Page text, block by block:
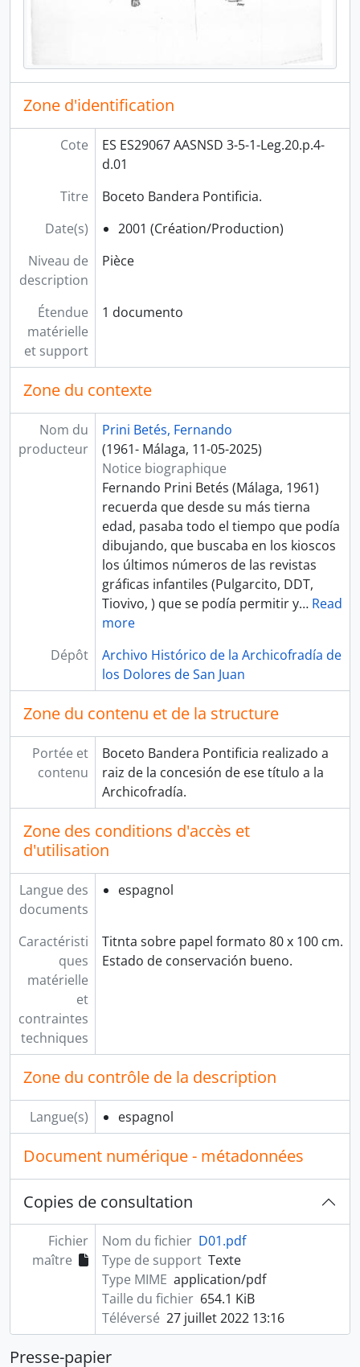
Zone d'identification
Cote
ES ES29067 AASNSD 3-5-1-Leg.20.p.4-
d.01
Titre
Boceto Bandera Pontificia.
Date(s)
2001 (Création/Production)
Niveau de
description
Pièce
Étendue
matérielle
et support
1 documento
Zone du contexte
Nom du
producteur
Prini Betés, Fernando
(1961- Málaga, 11-05-2025)
Notice biographique
Fernando Prini Betés (Málaga, 1961)
recuerda que desde su más tierna
edad, pasaba todo el tiempo que podía
dibujando, que buscaba en los kioscos
los últimos números de las revistas
gráficas infantiles (Pulgarcito, DDT,
Tiovivo, ) que se podía permitir y… Read
more
Dépôt
Archivo Histórico de la Archicofradía de
los Dolores de San Juan
Zone du contenu et de la structure
Portée et
contenu
Boceto Bandera Pontificia realizado a
raiz de la concesión de ese título a la
Archicofradía.
Zone des conditions d'accès et
d'utilisation
Langue des
documents
espagnol
Caractéristi
ques
matérielle
et
contraintes
techniques
Titnta sobre papel formato 80 x 100 cm.
Estado de conservación bueno.
Zone du contrôle de la description
Langue(s) espagnol
Document numérique - métadonnées
Copies de consultation
Fichier
maître
Nom du fichier D01.pdf
Type de support Texte
Type MIME application/pdf
Taille du fichier 654.1 KiB
Téléversé 27 juillet 2022 13:16
Presse-papier